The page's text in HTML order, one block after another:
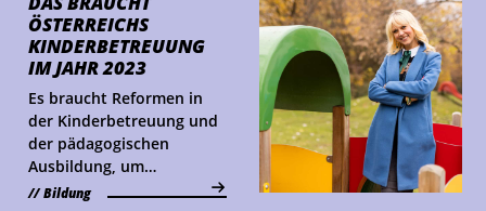
anderen Ländern lernen.
Ein Vergleich.
ÖSTERREICHS
KINDER­BETREUUNG
IM JAHR 2023
Es braucht Reformen in
der Kinderbetreuung und
der pädagogischen
Ausbildung, um
Fachkräfte zu sichern und
Bildung